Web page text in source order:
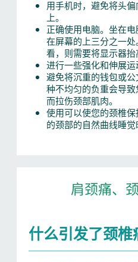
用手机时，避免将头
上。
正确使用电脑。坐在
在屏幕的上三分之一
看，则需要将显示器抬
进行一些强化和伸展运
避免将沉重的钱包或
种不均匀的负重会导
而拉伤颈部肌肉。
使用可以使您的颈椎
的颈部的自然曲线睡觉
肩颈痛、
什么引发了颈椎